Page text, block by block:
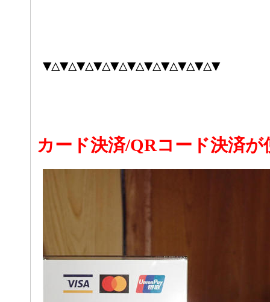
▼△▼△▼△▼△▼△▼△▼△▼△▼△▼△▼
カード決済/QRコード決済が